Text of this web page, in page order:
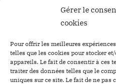
Gérer le
cookies
Pour offrir les meilleures
telles que les cookies pour stocker
appareils. Le fait de consentir à ces
traiter des données telles que le
uniques sur ce site. Le fait de ne pas